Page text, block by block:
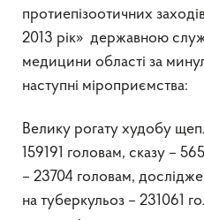
протиепізоотичних
2013 рік» державною
медицини області за
наступні міроприємства:
Велику рогату худобу
159191 головам, сказу –
– 23704 головам,
на туберкульоз – 231061